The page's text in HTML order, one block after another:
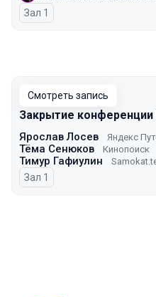
Зал 1
Смотреть запись
Закрытие конференции
Ярослав Лосев Яндекс
Тёма Сенюков Кинопоиск
Тимур Гафиулин
Зал 1